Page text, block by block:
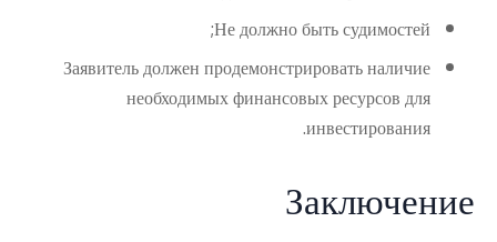
Не должно быть судимостей;
Заявитель должен продемонстрировать наличие
необходимых финансовых ресурсов для
инвестирования.
Заключение